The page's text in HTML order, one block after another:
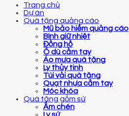
Trang chủ
Dự án
Quà tặng quảng cáo
Mũ bảo hiểm quảng cáo
Bình giữ nhiệt
Đồng hồ
Ô dù cầm tay
Áo mưa quà tặng
Ly thủy tinh
Túi vải quà tặng
Quạt nhựa cầm tay
Móc khóa
Quà tặng gốm sứ
Ấm chén